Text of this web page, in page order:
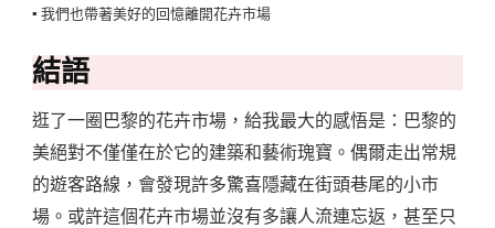
▪️ 我們也帶著美好的回憶離開花卉市場
結語
逛了一圈巴黎的花卉市場，給我最大的感悟是：巴黎的
美絕對不僅僅在於它的建築和藝術瑰寶。偶爾走出常規
的遊客路線，會發現許多驚喜隱藏在街頭巷尾的小市
場。或許這個花卉市場並沒有多讓人流連忘返，甚至只